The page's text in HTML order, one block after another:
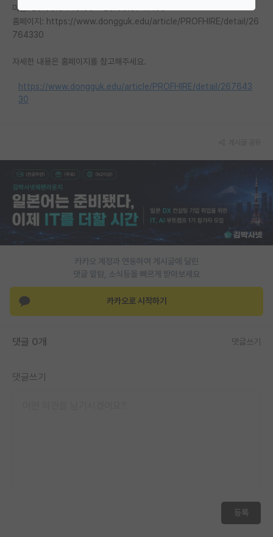
연구실(PI) 홍보 게시판
석박사 채용 정보 게시판
임용 정보 게시판
학부 인턴 게시판
인문사회 계열 게시판
특수/전문대학원 게시판
반도체/AI 게시판
학술 정보 게시판
이벤트
마감: 26.05.04 10:00 ~ 26.05.07 17:00
홈페이지: https://www.dongguk.edu/article/PROFHIRE/detail/26
764330
자세한 내용은 홈페이지를 참고해주세요.
https://www.dongguk.edu/article/PROFHIRE/detail/267643
30
카카오 계정과 연동하여 게시글에 달린
댓글 알람, 소식등을 빠르게 받아보세요
카카오로 시작하기
댓글 0개 댓글쓰기
댓글쓰기
등록